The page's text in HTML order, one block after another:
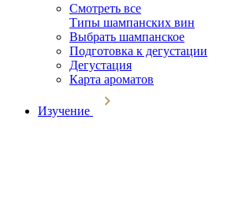
Смотреть все
Типы шампанских вин
Выбрать шампанское
Подготовка к дегустации
Дегустация
Карта ароматов
Изучение